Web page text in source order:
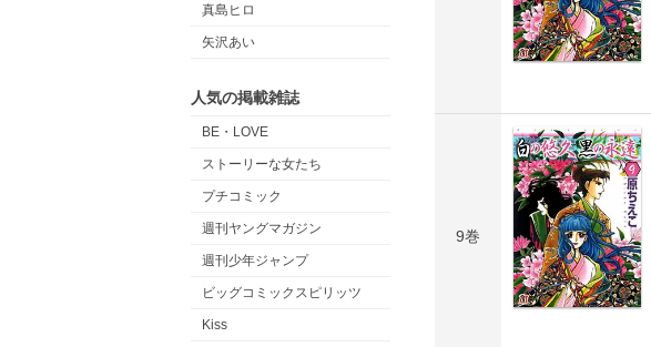
真島ヒロ
矢沢あい
人気の掲載雑誌
BE・LOVE
ストーリーな女たち
プチコミック
週刊ヤングマガジン
週刊少年ジャンプ
ビッグコミックスピリッツ
Kiss
9巻